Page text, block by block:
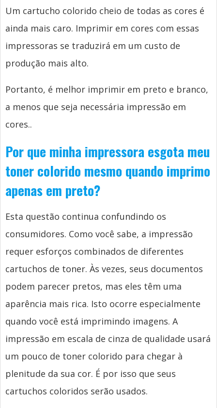
Um cartucho colorido cheio de todas as cores é
ainda mais caro. Imprimir em cores com essas
impressoras se traduzirá em um custo de
produção mais alto.
Portanto, é melhor imprimir em preto e branco,
a menos que seja necessária impressão em
cores..
Por que minha impressora esgota meu
toner colorido mesmo quando imprimo
apenas em preto?
Esta questão continua confundindo os
consumidores. Como você sabe, a impressão
requer esforços combinados de diferentes
cartuchos de toner. Às vezes, seus documentos
podem parecer pretos, mas eles têm uma
aparência mais rica. Isto ocorre especialmente
quando você está imprimindo imagens. A
impressão em escala de cinza de qualidade usará
um pouco de toner colorido para chegar à
plenitude da sua cor. É por isso que seus
cartuchos coloridos serão usados.